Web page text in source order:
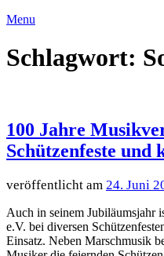
Menu
Schlagwort:
100 Jahre
Schützenfeste und
24. Juni
Auch in seinem Jubiläumsjahr
e.V. bei diversen
Einsatz. Neben Marschmusik